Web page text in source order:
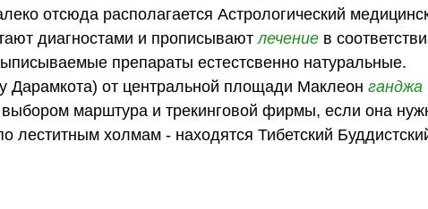
отсюда располагается Астрологический
диагностами и прописываютлечение в
препараты естестсвенно натуральные.
Дарамкота) от центральной площади Маклеонганджа
выбором марштура и трекинговой фирмы, если она
леститным холмам - находятся Тибетский